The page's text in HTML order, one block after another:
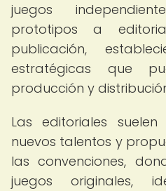
juegos
prototipos a
publicación,
estratégicas que
producción y
Las editoriales
nuevos talentos y
las convenciones,
juegos originales,